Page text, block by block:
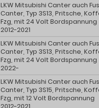
LKW Mitsubishi Canter auch
Canter, Typ 3S13, Pritsche,
Fzg, mit 24 Volt Bordspannung
2012-2021
LKW Mitsubishi Canter auch
Canter, Typ 3S13, Pritsche,
Fzg, mit 24 Volt Bordspannung
2022-
LKW Mitsubishi Canter auch
Canter, Typ 3S15, Pritsche,
Fzg, mit 12 Volt Bordspannung